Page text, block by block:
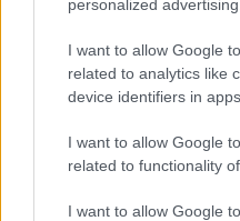
personalized advertising.
I want to allow Google
related to analytics like
device identifiers in apps.
I want to allow Google
related to functionality
I want to allow Google